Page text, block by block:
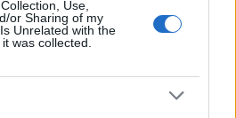
Use,
or Sharing of my
Unrelated with the
was collected.